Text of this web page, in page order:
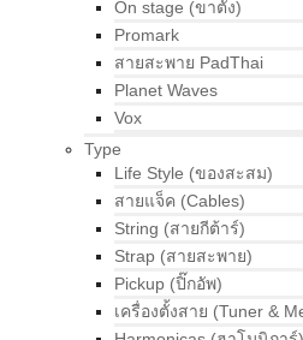
On stage (ขาตั้ง)
Promark
สายสะพาย PadThai
Planet Waves
Vox
Type
Life Style (ของสะสม)
สายแจ็ค (Cables)
String (สายกีต้าร์)
Strap (สายสะพาย)
Pickup (ปิ๊กอัพ)
เครื่องตั้งสาย (Tuner &